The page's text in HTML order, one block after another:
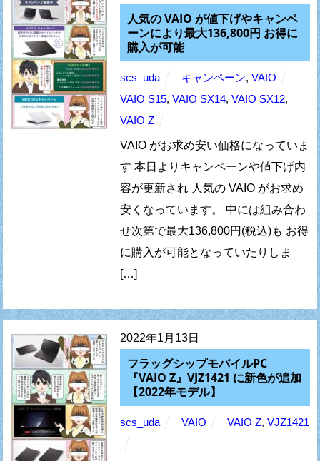
人気の VAIO が値下げやキャンペ
ーンにより最大136,800円 お得に
購入が可能
scs_uda キャンペーン, VAIO
VAIO S15,VAIO SX14,VAIO SX12,
VAIO Z
VAIO がお求め安い価格になっていま
す 本日よりキャンペーンや値下げ内
容が更新され 人気の VAIO がお求め
安くなっています。 中には組み合わ
せ次第で最大136,800円(税込)も お得
に購入が可能となっていたりしま
[…]
2022年1月13日
フラッグシップモバイルPC
『VAIO Z』VJZ1421 に新色が追加
【2022年モデル】
scs_uda VAIO VAIO Z,VJZ1421